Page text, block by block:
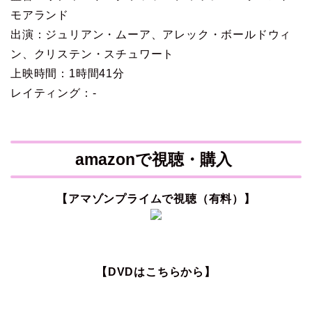
モアランド
出演：ジュリアン・ムーア、アレック・ボールドウィ
ン、クリステン・スチュワート
上映時間：1時間41分
レイティング：-
amazonで視聴・購入
【アマゾンプライムで視聴（有料）】
【DVDはこちらから】